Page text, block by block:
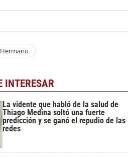
INTERESAR
La vidente que habló de la salud de
Thiago Medina soltó una fuerte
predicción y se ganó el repudio de las
redes